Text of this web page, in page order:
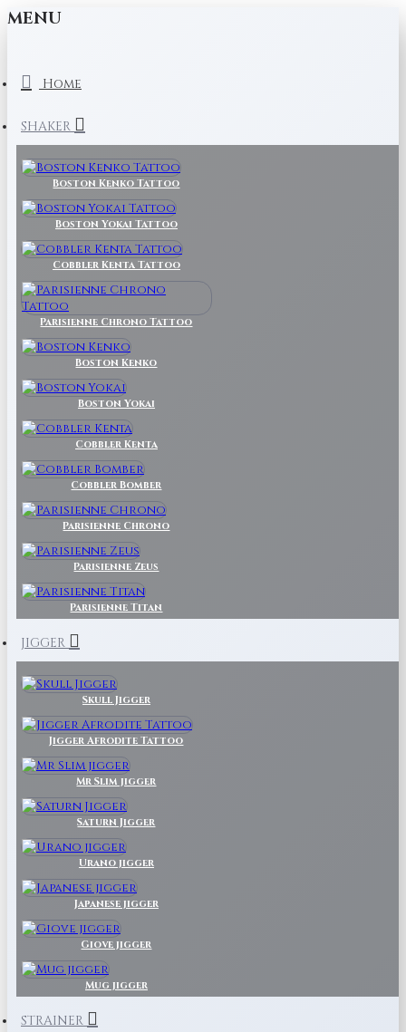
MENU
Home
SHAKER
Boston Kenko Tattoo
Boston Yokai Tattoo
Cobbler Kenta Tattoo
Parisienne Chrono Tattoo
Boston Kenko
Boston Yokai
Cobbler Kenta
Cobbler Bomber
Parisienne Chrono
Parisienne Zeus
Parisienne Titan
JIGGER
Skull Jigger
Jigger Afrodite Tattoo
Mr Slim jigger
Saturn Jigger
Urano jigger
Japanese jigger
Giove jigger
Mug jigger
STRAINER